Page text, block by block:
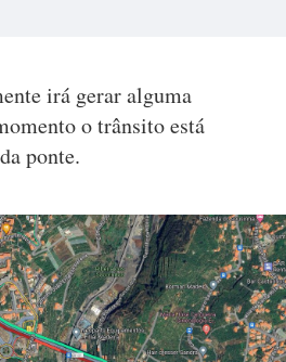
irá gerar alguma
o trânsito está
ponte.